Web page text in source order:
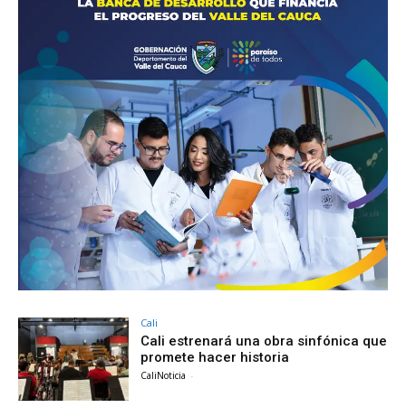
Cali
Cali estrenará una obra sinfónica que
promete hacer historia
CaliNoticia -